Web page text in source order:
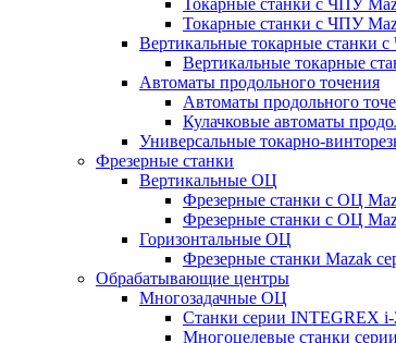
Токарные станки с ЧПУ
Вертикальные токарные станки
Вертикальные токарные
Автоматы продольного точения
Автоматы продольного
Кулачковые автоматы
Универсальные токарно-
Фрезерные станки
Вертикальные ОЦ
Фрезерные станки с ОЦ
Фрезерные станки с ОЦ
Горизонтальные ОЦ
Фрезерные станки Mazak
Обрабатывающие центры
Многозадачные ОЦ
Cтанки серии INTEGREX
Многоцелевые станки